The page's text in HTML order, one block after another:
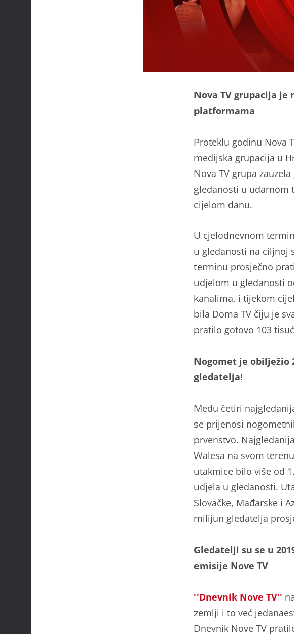
Nova TV grupacija
platformama
Proteklu godinu Nova
medijska grupacija u
Nova TV grupa
gledanosti u udarnom
cijelom danu.
U cjelodnevnom
u gledanosti na ciljnoj
terminu prosječno
udjelom u gledanosti
kanalima, i tijekom
bila Doma TV čiju je
pratilo gotovo 103
Nogomet je obilježio
gledatelja!
Među četiri
se prijenosi
prvenstvo.
Walesa na svom
utakmice bilo više od
udjela u gledanosti.
Slovačke, Mađarske i
milijun gledatelja
Gledatelji su se u
emisije Nove TV
''Dnevnik Nove TV''
zemlji i to već
Dnevnik Nove TV